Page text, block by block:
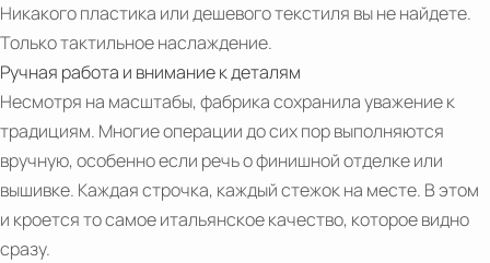
Никакого пластика или дешевого текстиля вы не найдете.
Только тактильное наслаждение.
Ручная работа и внимание к деталям
Несмотря на масштабы, фабрика сохранила уважение к
традициям. Многие операции до сих пор выполняются
вручную, особенно если речь о финишной отделке или
вышивке. Каждая строчка, каждый стежок на месте. В этом
и кроется то самое итальянское качество, которое видно
сразу.